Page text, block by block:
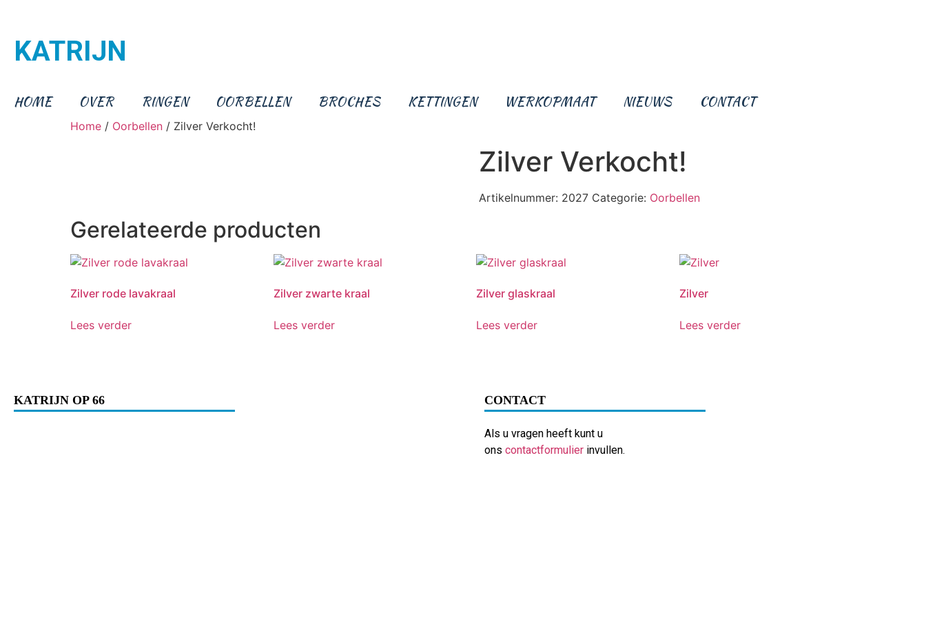
KATRIJN
HOME OVER RINGEN OORBELLEN BROCHES KETTINGEN WERKOPMAAT NIEUWS CONTACT
Home / Oorbellen / Zilver Verkocht!
Zilver Verkocht!
Artikelnummer: 2027 Categorie: Oorbellen
Gerelateerde producten
Zilver rode lavakraal
Lees verder
Zilver zwarte kraal
Lees verder
Zilver glaskraal
Lees verder
Zilver
Lees verder
KATRIJN OP 66 CONTACT
Als u vragen heeft kunt u
ons contactformulierinvullen.